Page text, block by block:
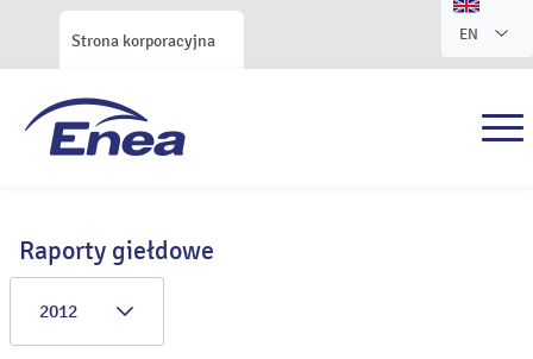
Strona korporacyjna EN
Raporty giełdowe
2012